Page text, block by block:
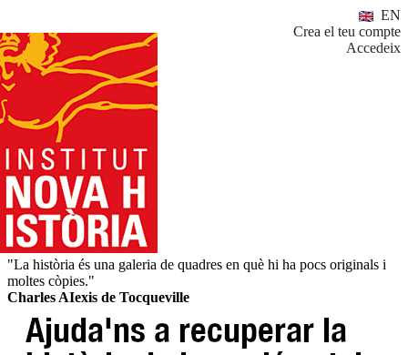
EN
Crea el teu compte
Accedeix
"La història és una galeria de quadres en què hi ha pocs originals i
moltes còpies."
Charles AIexis de Tocqueville